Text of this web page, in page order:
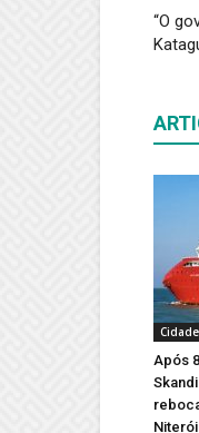
“O
Cidade
Após
Niterói